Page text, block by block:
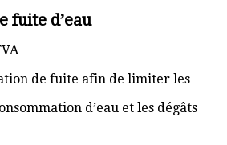
fuite d’eau
de fuite afin de limiter les
d’eau et les dégâts